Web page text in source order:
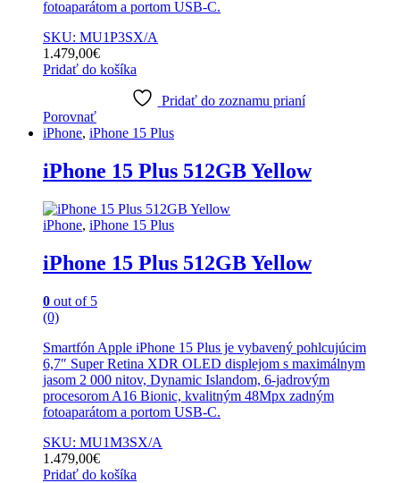
fotoaparátom a portom USB-C.
SKU: MU1P3SX/A
1.479,00€
Pridať do košíka
Pridať do zoznamu prianí
Porovnať
iPhone, iPhone 15 Plus
iPhone 15 Plus 512GB Yellow
iPhone, iPhone 15 Plus
iPhone 15 Plus 512GB Yellow
0 out of 5
(0)
Smartfón Apple iPhone 15 Plus je vybavený pohlcujúcim
6,7″ Super Retina XDR OLED displejom s maximálnym
jasom 2 000 nitov, Dynamic Islandom, 6-jadrovým
procesorom A16 Bionic, kvalitným 48Mpx zadným
fotoaparátom a portom USB-C.
SKU: MU1M3SX/A
1.479,00€
Pridať do košíka